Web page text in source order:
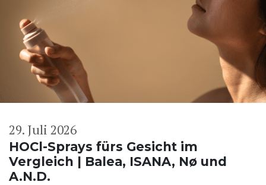
HOCl-Sprays fürs Gesicht im
Vergleich | Balea, ISANA, Nø und
A.N.D.
29. Juli 2026